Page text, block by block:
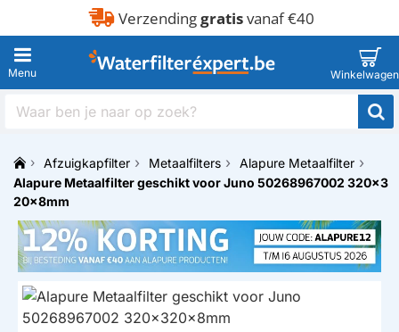
Verzendinggratisvanaf €40
Waar
naar
op
zoek?
h
o
e
Afzuigkapfilter Metaalfilters
Alapure Metaalfilter
Alapure Metaalfilter geschikt voor Juno 50268967002 320x3
20x8mm